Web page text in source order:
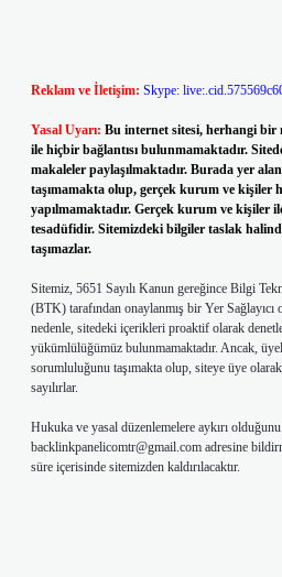
Reklam ve İletişim: Skype:
Yasal Uyarı: Bu internet sitesi, herhangi bir
ile hiçbir bağlantısı bulunmamaktadır.
makaleler paylaşılmaktadır. Burada yer
taşımamakta olup, gerçek kurum ve kişiler
yapılmamaktadır. Gerçek kurum ve kişiler
tesadüfidir. Sitemizdeki bilgiler taslak
taşımazlar.
Sitemiz, 5651 Sayılı Kanun gereğince Bilgi
(BTK) tarafından onaylanmış bir Yer
nedenle, sitedeki içerikleri proaktif olarak
yükümlülüğümüz bulunmamaktadır. Ancak,
sorumluluğunu taşımakta olup, siteye üye
sayılırlar.
Hukuka ve yasal düzenlemelere aykırı
backlinkpanelicomtr@gmail.com adresine
süre içerisinde sitemizden kaldırılacaktır.